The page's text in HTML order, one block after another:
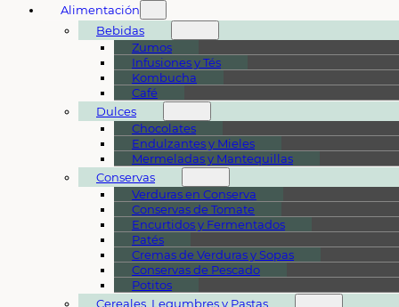
Alimentación
Bebidas
Zumos
Infusiones y Tés
Kombucha
Café
Dulces
Chocolates
Endulzantes y Mieles
Mermeladas y Mantequillas
Conservas
Verduras en Conserva
Conservas de Tomate
Encurtidos y Fermentados
Patés
Cremas de Verduras y Sopas
Conservas de Pescado
Potitos
Cereales, Legumbres y Pastas